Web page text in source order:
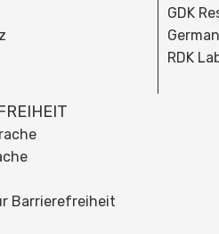
Barrierefreiheit
GDK
RDK